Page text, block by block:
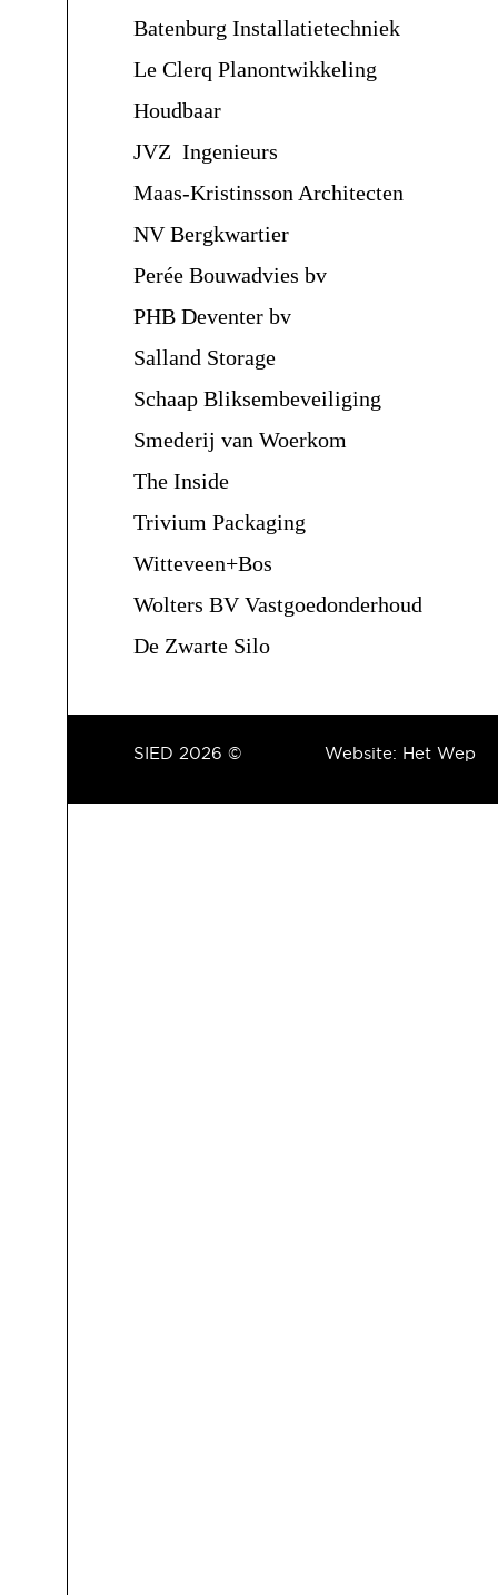
Batenburg Installatietechniek
Le Clerq Planontwikkeling
Houdbaar
JVZ Ingenieurs
Maas-Kristinsson Architecten
NV Bergkwartier
Perée Bouwadvies bv
PHB Deventer bv
Salland Storage
Schaap Bliksembeveiliging
Smederij van Woerkom
The Inside
Trivium Packaging
Witteveen+Bos
Wolters BV Vastgoedonderhoud
De Zwarte Silo
Website: Het Wep
SIED 2026 ©